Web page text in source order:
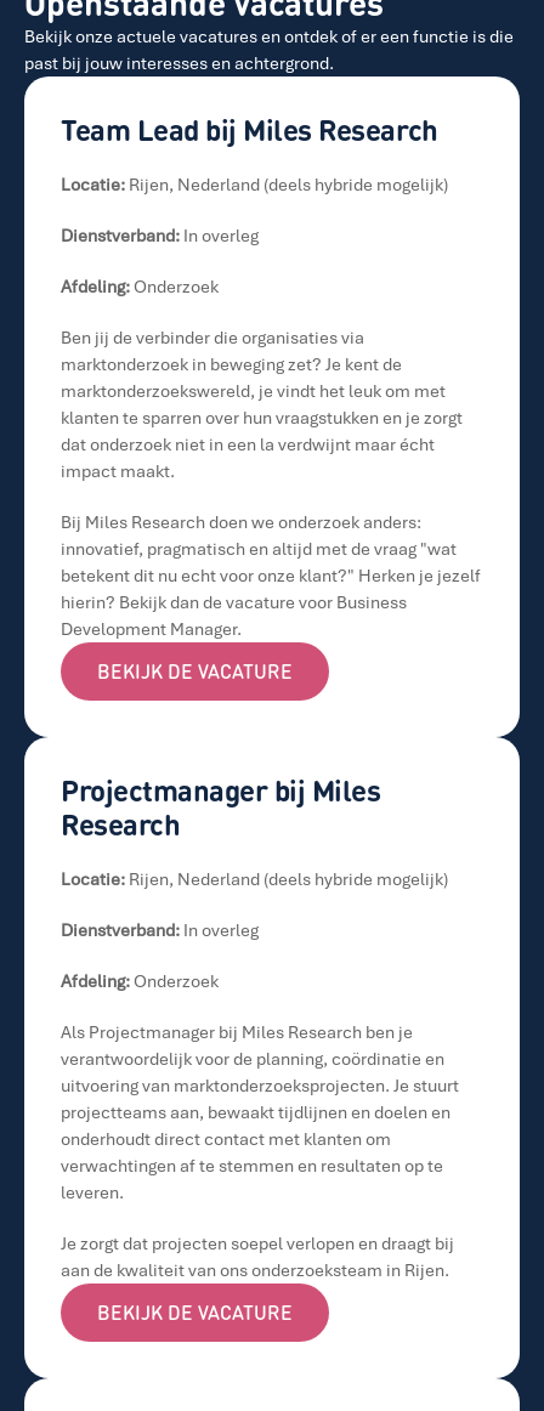
Bekijk onze actuele vacatures en ontdek of er een functie is die
past bij jouw interesses en achtergrond.
Team Lead bij Miles Research
Locatie: Rijen, Nederland (deels hybride mogelijk)
Dienstverband: In overleg
Afdeling: Onderzoek
Ben jij de verbinder die organisaties via
marktonderzoek in beweging zet? Je kent de
marktonderzoekswereld, je vindt het leuk om met
klanten te sparren over hun vraagstukken en je zorgt
dat onderzoek niet in een la verdwijnt maar écht
impact maakt.
Bij Miles Research doen we onderzoek anders:
innovatief, pragmatisch en altijd met de vraag "wat
betekent dit nu echt voor onze klant?" Herken je jezelf
hierin? Bekijk dan de vacature voor Business
Development Manager.
BEKIJK DE VACATURE
BEKIJK DE VACATURE
Projectmanager bij Miles
Research
Locatie: Rijen, Nederland (deels hybride mogelijk)
Dienstverband: In overleg
Afdeling: Onderzoek
Als Projectmanager bij Miles Research ben je
verantwoordelijk voor de planning, coördinatie en
uitvoering van marktonderzoeksprojecten. Je stuurt
projectteams aan, bewaakt tijdlijnen en doelen en
onderhoudt direct contact met klanten om
verwachtingen af te stemmen en resultaten op te
leveren.
Je zorgt dat projecten soepel verlopen en draagt bij
aan de kwaliteit van ons onderzoeksteam in Rijen.
BEKIJK DE VACATURE
BEKIJK DE VACATURE